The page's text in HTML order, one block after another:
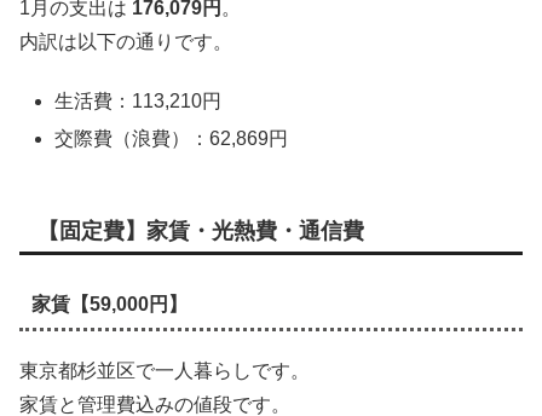
1月の支出は 176,079円 。
内訳は以下の通りです。
生活費：113,210円
交際費（浪費）：62,869円
【固定費】家賃・光熱費・通信費
家賃【59,000円】
東京都杉並区で一人暮らしです。
家賃と管理費込みの値段です。